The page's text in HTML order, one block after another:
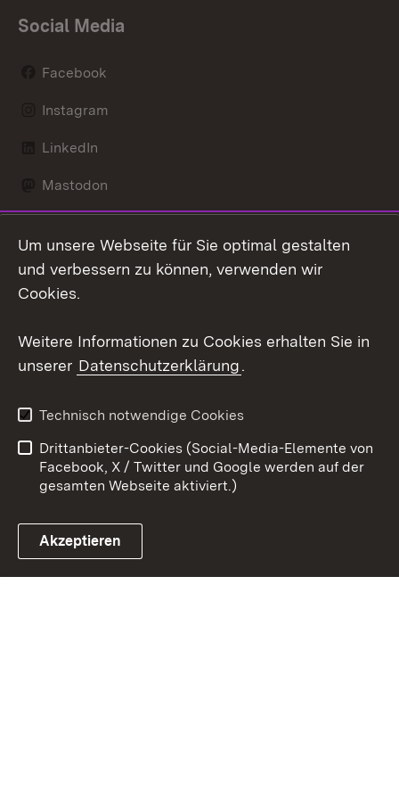
Social Media
Facebook
Instagram
LinkedIn
Mastodon
X / Twitter
Youtube
Link zum Landesportal
Kontakt
Datenschutz
Barrierefreiheit
Impressum Cookies
Um unsere Webseite für Sie optimal gestalten
und verbessern zu können, verwenden wir
Cookies.
Weitere Informationen zu Cookies erhalten Sie in
unserer Datenschutzerklärung.
Technisch notwendige Cookies
Drittanbieter-Cookies (Social-Media-Elemente von
Facebook, X / Twitter und Google werden auf der
gesamten Webseite aktiviert.)
Akzeptieren